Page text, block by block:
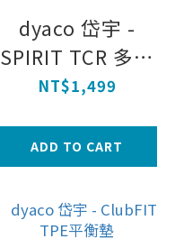
dyaco 岱宇 -
SPIRIT TCR 多功
能彈力帶25碼 - 極
NT$1,499
ADD TO CART